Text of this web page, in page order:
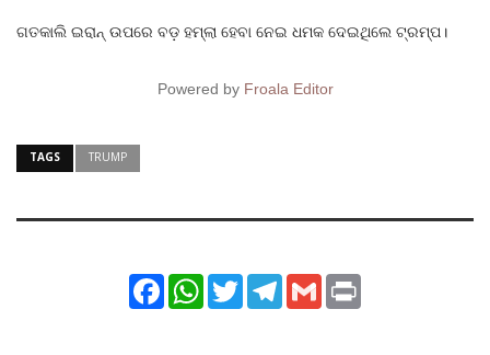
ଗତକାଲି ଇରାନ୍ ଉପରେ ବଡ଼ ହମ୍‌ଲା ହେବା ନେଇ ଧମକ ଦେଇଥିଲେ ଟ୍ରମ୍ପ।
Powered by Froala Editor
TAGS TRUMP
FacebookWhatsApp
TwitterTelegram
Gmail